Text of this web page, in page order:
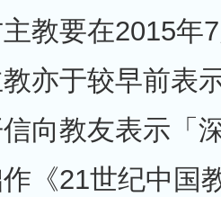
教要在2015年
亦于较早前表
向教友表示「
作《21世纪中国